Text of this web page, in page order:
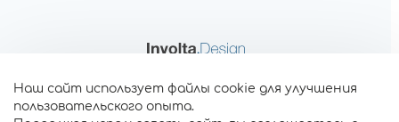
Наш сайт использует файлы cookie для улучшения
пользовательского опыта.